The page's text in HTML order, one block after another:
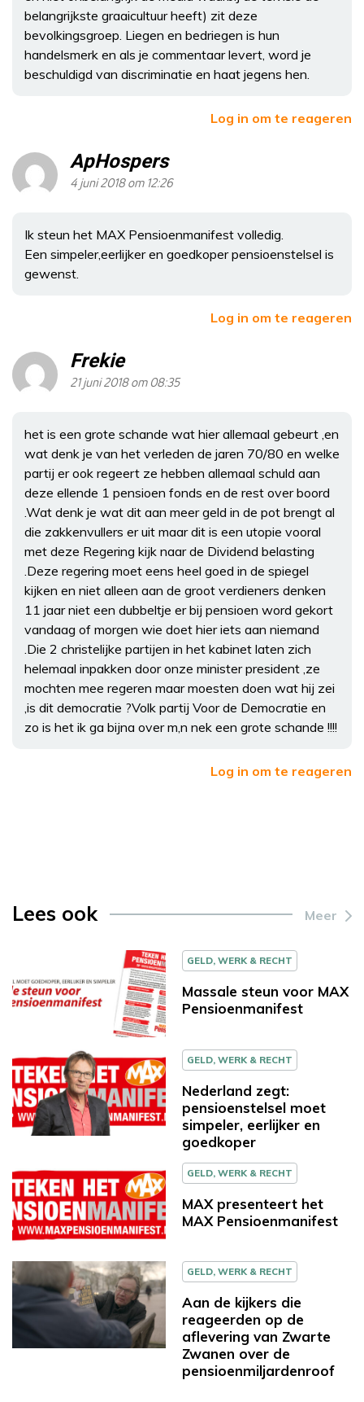
belangrijkste graaicultuur heeft) zit deze
bevolkingsgroep. Liegen en bedriegen is hun
handelsmerk en als je commentaar levert, word je
beschuldigd van discriminatie en haat jegens hen.
Log in om te reageren
ApHospers
4 juni 2018 om 12:26
Ik steun het MAX Pensioenmanifest volledig.
Een simpeler,eerlijker en goedkoper pensioenstelsel is
gewenst.
Log in om te reageren
Frekie
21 juni 2018 om 08:35
het is een grote schande wat hier allemaal gebeurt ,en
wat denk je van het verleden de jaren 70/80 en welke
partij er ook regeert ze hebben allemaal schuld aan
deze ellende 1 pensioen fonds en de rest over boord
.Wat denk je wat dit aan meer geld in de pot brengt al
die zakkenvullers er uit maar dit is een utopie vooral
met deze Regering kijk naar de Dividend belasting
.Deze regering moet eens heel goed in de spiegel
kijken en niet alleen aan de groot verdieners denken
11 jaar niet een dubbeltje er bij pensioen word gekort
vandaag of morgen wie doet hier iets aan niemand
.Die 2 christelijke partijen in het kabinet laten zich
helemaal inpakken door onze minister president ,ze
mochten mee regeren maar moesten doen wat hij zei
,is dit democratie ?Volk partij Voor de Democratie en
zo is het ik ga bijna over m,n nek een grote schande !!!!
Log in om te reageren
Lees ook Meer
GELD, WERK & RECHT
Massale steun voor MAX
Pensioenmanifest
GELD, WERK & RECHT
Nederland zegt:
pensioenstelsel moet
simpeler, eerlijker en
goedkoper
GELD, WERK & RECHT
MAX presenteert het
MAX Pensioenmanifest
GELD, WERK & RECHT
Aan de kijkers die
reageerden op de
aflevering van Zwarte
Zwanen over de
pensioenmiljardenroof